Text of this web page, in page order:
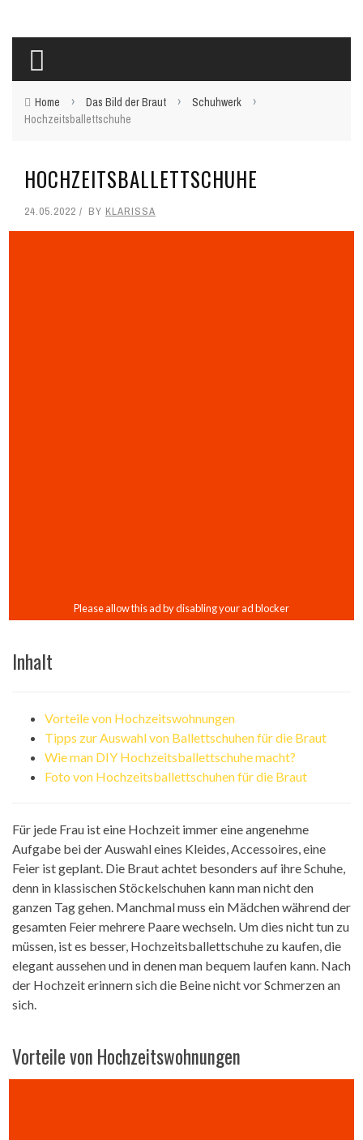
Home › Das Bild der Braut › Schuhwerk ›
Hochzeitsballettschuhe
HOCHZEITSBALLETTSCHUHE
24.05.2022 BY KLARISSA
Inhalt
Vorteile von Hochzeitswohnungen
Tipps zur Auswahl von Ballettschuhen für die Braut
Wie man DIY Hochzeitsballettschuhe macht?
Foto von Hochzeitsballettschuhen für die Braut
Für jede Frau ist eine Hochzeit immer eine angenehme
Aufgabe bei der Auswahl eines Kleides, Accessoires, eine
Feier ist geplant. Die Braut achtet besonders auf ihre Schuhe,
denn in klassischen Stöckelschuhen kann man nicht den
ganzen Tag gehen. Manchmal muss ein Mädchen während der
gesamten Feier mehrere Paare wechseln. Um dies nicht tun zu
müssen, ist es besser, Hochzeitsballettschuhe zu kaufen, die
elegant aussehen und in denen man bequem laufen kann. Nach
der Hochzeit erinnern sich die Beine nicht vor Schmerzen an
sich.
Vorteile von Hochzeitswohnungen